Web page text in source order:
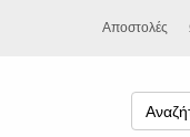
Αποστολές